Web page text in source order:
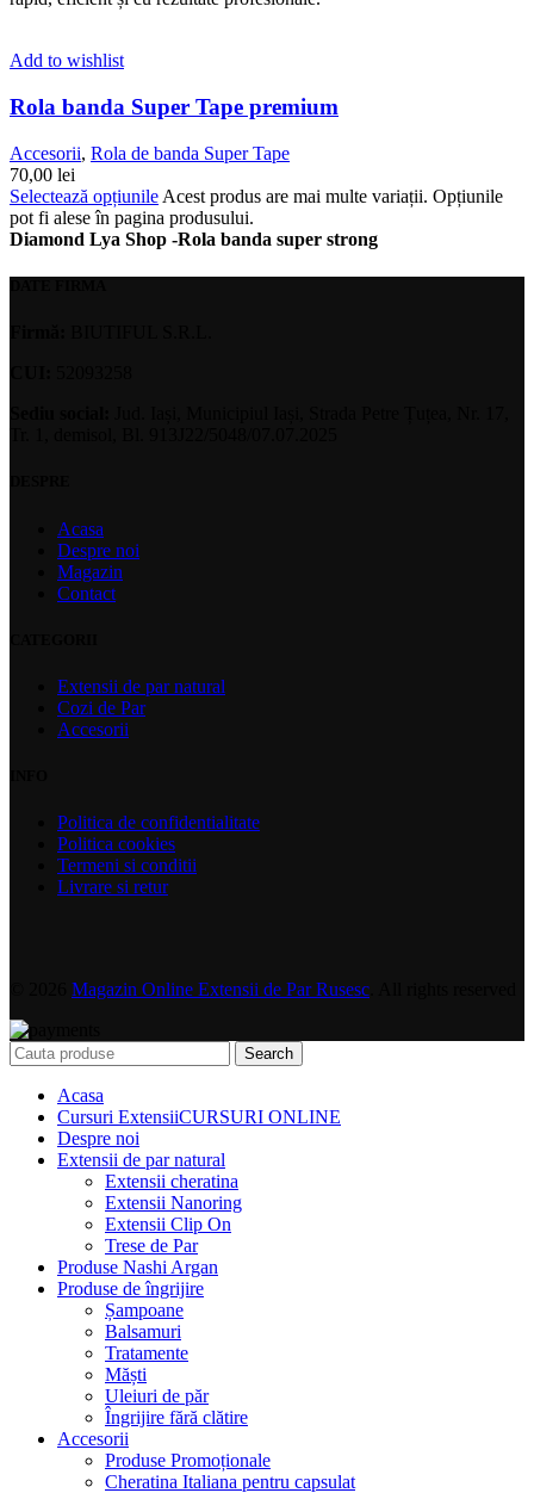
Add to wishlist
Rola banda Super Tape premium
Accesorii, Rola de banda Super Tape
70,00 lei
Selectează opțiunile Acest produs are mai multe variații. Opțiunile
pot fi alese în pagina produsului.
Diamond Lya Shop -Rola banda super strong
Acasa
Despre noi
Magazin
Contact
Extensii de par natural
Cozi de Par
Accesorii
Politica de confidentialitate
Politica cookies
Termeni si conditii
Livrare si retur
Magazin Online Extensii de Par Rusesc
Search
Acasa
Cursuri ExtensiiCURSURI ONLINE
Despre noi
Extensii de par natural
Extensii cheratina
Extensii Nanoring
Extensii Clip On
Trese de Par
Produse Nashi Argan
Produse de îngrijire
Șampoane
Balsamuri
Tratamente
Măști
Uleiuri de păr
Îngrijire fără clătire
Accesorii
Produse Promoționale
Cheratina Italiana pentru capsulat